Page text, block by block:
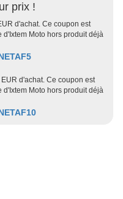
prix !
d'achat. Ce coupon est
Moto hors produit déjà
d'achat. Ce coupon est
Moto hors produit déjà